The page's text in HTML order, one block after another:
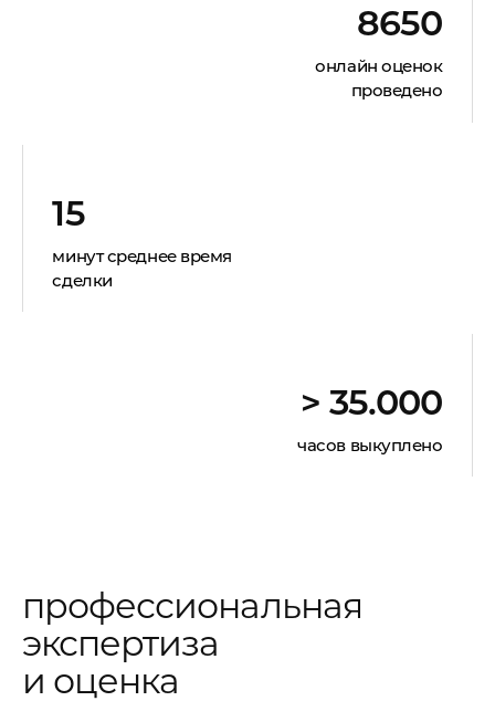
8650
онлайн оценок
проведено
15
минут среднее время
сделки
> 35.000
часов выкуплено
профессиональная
экспертиза
и оценка